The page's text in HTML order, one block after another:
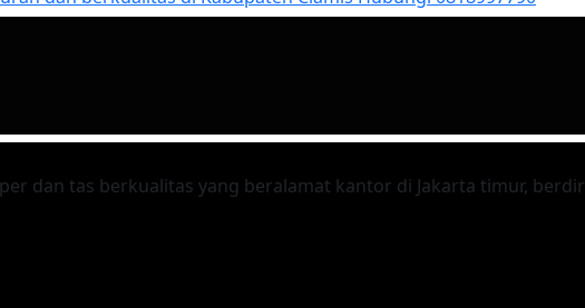
dan tas berkualitas yang beralamat kantor di Jakarta timur,